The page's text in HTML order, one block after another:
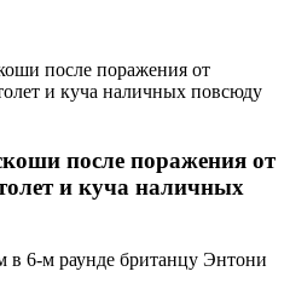
после поражения от
и куча наличных повсюду
после поражения от
и куча наличных
6-м раунде британцу Энтони